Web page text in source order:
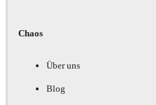
Chaos
Über uns
Blog